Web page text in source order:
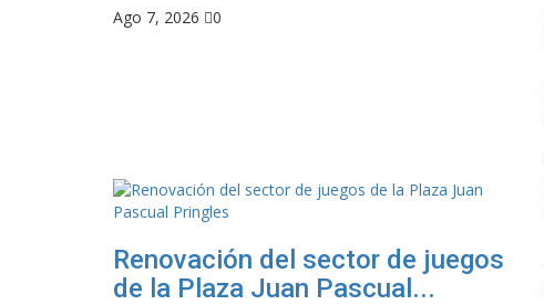
Ago 7, 2026 0
Renovación del sector de juegos
de la Plaza Juan Pascual...